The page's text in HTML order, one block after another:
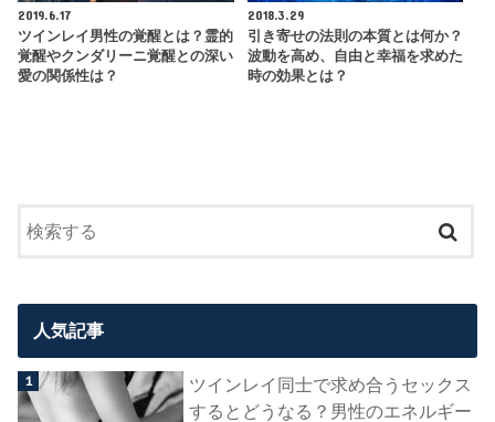
2019.6.17
ツインレイ男性の覚醒とは？霊的
覚醒やクンダリーニ覚醒との深い
愛の関係性は？
2018.3.29
引き寄せの法則の本質とは何か？
波動を高め、自由と幸福を求めた
時の効果とは？
人気記事
ツインレイ同士で求め合うセックス
するとどうなる？男性のエネルギー